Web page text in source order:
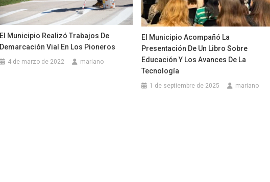
El Municipio Realizó Trabajos De
Demarcación Vial En Los Pioneros
4 de marzo de 2022 mariano
El Municipio Acompañó La
Presentación De Un Libro Sobre
Educación Y Los Avances De La
Tecnología
1 de septiembre de 2025 mariano